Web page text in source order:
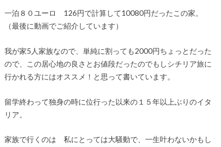
一泊８０ユーロ 126円で計算して10080円だったこの家。
（最後に動画でご紹介しています）
我が家5人家族なので、単純に割っても2000円ちょっとだった
ので、この居心地の良さとお値段だったのでもしシチリア旅に
行かれる方にはオススメ！と思って書いています。
留学終わって独身の時に位行った以来の１５年以上ぶりのイタ
リア。
家族で行くのは 私にとっては大騒動で、一生叶わないかもし